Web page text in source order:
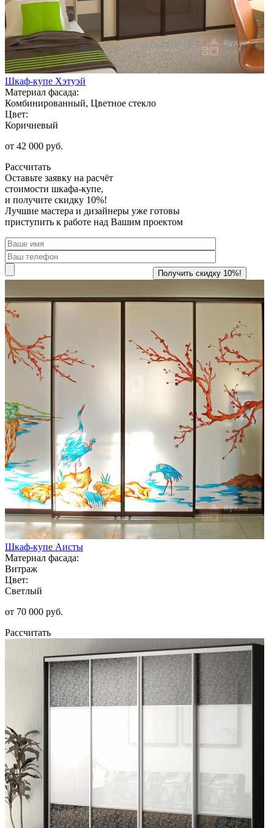
Шкаф-купе Хэтуэй
Материал фасада:
Комбинированный, Цветное стекло
Цвет:
Коричневый
от 42 000 руб.
Рассчитать
Оставьте заявку на расчёт
стоимости шкафа-купе,
и получите скидку 10%!
Лучшие мастера и дизайнеры уже готовы
приступить к работе над Вашим проектом
Шкаф-купе Аисты
Материал фасада:
Витраж
Цвет:
Светлый
от 70 000 руб.
Рассчитать